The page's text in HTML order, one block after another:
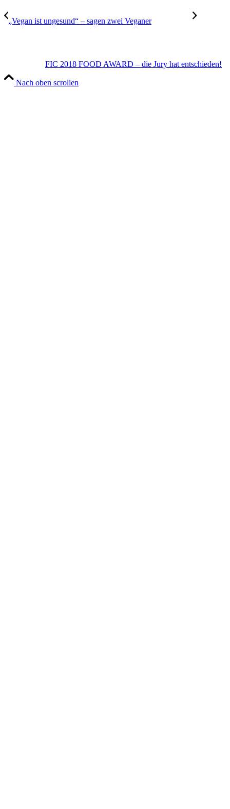
„Vegan ist ungesund“ – sagen zwei Veganer
FIC 2018 FOOD AWARD – die Jury hat entschieden!
Nach oben scrollen